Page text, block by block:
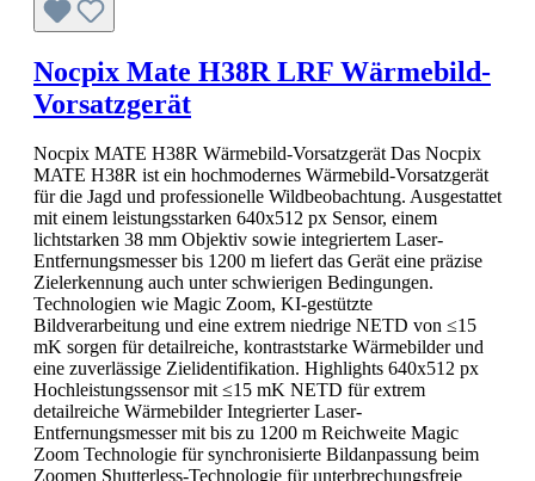
Nocpix Mate H38R LRF Wärmebild-
Vorsatzgerät
Nocpix MATE H38R Wärmebild-Vorsatzgerät Das Nocpix
MATE H38R ist ein hochmodernes Wärmebild-Vorsatzgerät
für die Jagd und professionelle Wildbeobachtung. Ausgestattet
mit einem leistungsstarken 640x512 px Sensor, einem
lichtstarken 38 mm Objektiv sowie integriertem Laser-
Entfernungsmesser bis 1200 m liefert das Gerät eine präzise
Zielerkennung auch unter schwierigen Bedingungen.
Technologien wie Magic Zoom, KI-gestützte
Bildverarbeitung und eine extrem niedrige NETD von ≤15
mK sorgen für detailreiche, kontraststarke Wärmebilder und
eine zuverlässige Zielidentifikation. Highlights 640x512 px
Hochleistungssensor mit ≤15 mK NETD für extrem
detailreiche Wärmebilder Integrierter Laser-
Entfernungsmesser mit bis zu 1200 m Reichweite Magic
Zoom Technologie für synchronisierte Bildanpassung beim
Zoomen Shutterless-Technologie für unterbrechungsfreie